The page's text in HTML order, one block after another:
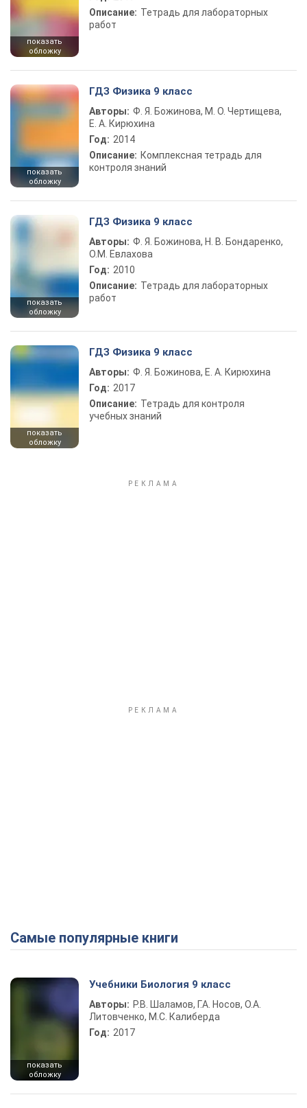
показать
обложку
Описание: Тетрадь для лабораторных
работ
показать
обложку
ГДЗ Физика 9 класс
Авторы: Ф. Я. Божинова, М. О. Чертищева,
Е. А. Кирюхина
Год: 2014
Описание: Комплексная тетрадь для
контроля знаний
показать
обложку
ГДЗ Физика 9 класс
Авторы: Ф. Я. Божинова, Н. В. Бондаренко,
О.М. Евлахова
Год: 2010
Описание: Тетрадь для лабораторных
работ
показать
обложку
ГДЗ Физика 9 класс
Авторы: Ф. Я. Божинова, Е. А. Кирюхина
Год: 2017
Описание: Тетрадь для контроля
учебных знаний
Самые популярные книги
показать
обложку
Учебники Биология 9 класс
Авторы: Р.В. Шаламов, Г.А. Носов, О.А.
Литовченко, М.С. Калиберда
Год: 2017